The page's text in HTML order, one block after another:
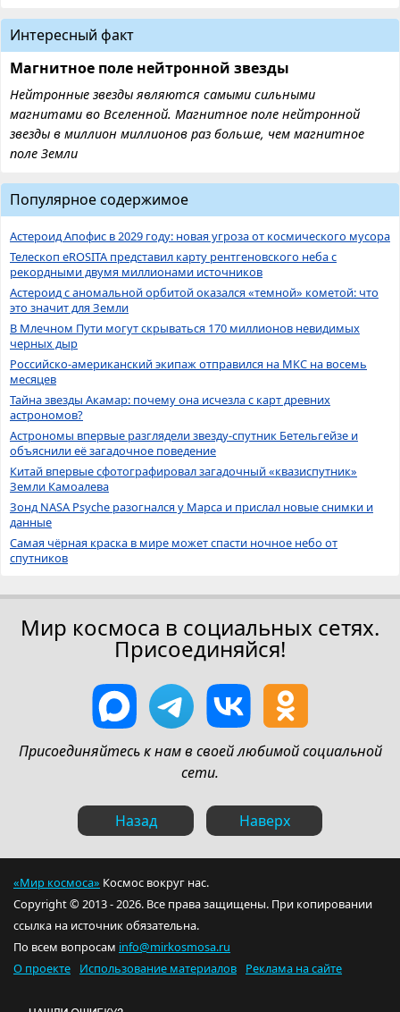
Интересный факт
Магнитное поле нейтронной звезды
Нейтронные звезды являются самыми сильными
магнитами во Вселенной. Магнитное поле нейтронной
звезды в миллион миллионов раз больше, чем магнитное
поле Земли
Популярное содержимое
Астероид Апофис в 2029 году: новая угроза от космического мусора
Телескоп eROSITA представил карту рентгеновского неба с
рекордными двумя миллионами источников
Астероид с аномальной орбитой оказался «темной» кометой: что
это значит для Земли
В Млечном Пути могут скрываться 170 миллионов невидимых
черных дыр
Российско-американский экипаж отправился на МКС на восемь
месяцев
Тайна звезды Акамар: почему она исчезла с карт древних
астрономов?
Астрономы впервые разглядели звезду-спутник Бетельгейзе и
объяснили её загадочное поведение
Китай впервые сфотографировал загадочный «квазиспутник»
Земли Камоалева
Зонд NASA Psyche разогнался у Марса и прислал новые снимки и
данные
Самая чёрная краска в мире может спасти ночное небо от
спутников
Мир космоса в социальных сетях.
Присоединяйся!
Присоединяйтесь к нам в своей любимой социальной
сети.
Назад Наверх
«Мир космоса» Космос вокруг нас.
Copyright © 2013 - 2026. Все права защищены. При копировании
ссылка на источник обязательна.
По всем вопросам info@mirkosmosa.ru
О проекте
Использование материалов Реклама на сайте